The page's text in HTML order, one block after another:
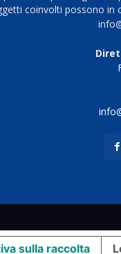
coinvolti possono in
sulla raccolta